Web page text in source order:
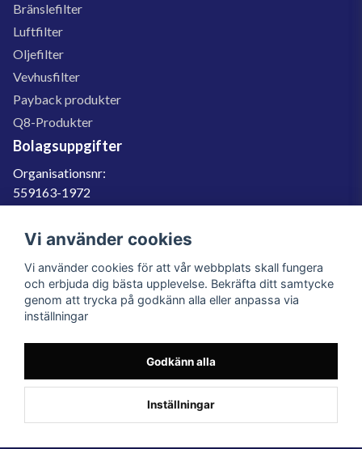
Bränslefilter
Luftfilter
Oljefilter
Vevhusfilter
Payback produkter
Q8-Produkter
Bolagsuppgifter
Organisationsnr:
559163-1972
SE559163197201
060-566 800
info@filter.se
559163-1972
© 2023 Filter.se, All rights reserved.
Vi använder cookies
Vi använder cookies för att vår webbplats skall fungera
och erbjuda dig bästa upplevelse. Bekräfta ditt samtycke
genom att trycka på godkänn alla eller anpassa via
inställningar
Godkänn alla
Inställningar